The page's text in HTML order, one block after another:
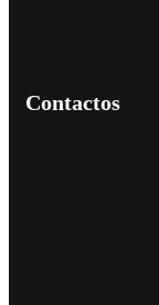
Contactos